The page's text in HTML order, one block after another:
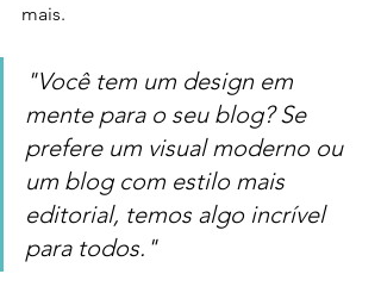
mais.
"Você tem um design em
mente para o seu blog? Se
prefere um visual moderno ou
um blog com estilo mais
editorial, temos algo incrível
para todos."